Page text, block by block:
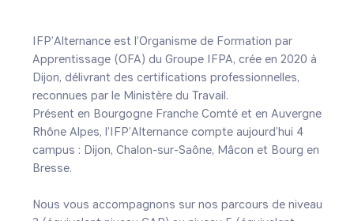
IFP’Alternance est l’Organisme de Formation par
Apprentissage (OFA) du Groupe IFPA, crée en 2020 à
Dijon, délivrant des certifications professionnelles,
reconnues par le Ministère du Travail.
Présent en Bourgogne Franche Comté et en Auvergne
Rhône Alpes, l’IFP’Alternance compte aujourd’hui 4
campus : Dijon, Chalon-sur-Saône, Mâcon et Bourg en
Bresse.
Nous vous accompagnons sur nos parcours de niveau